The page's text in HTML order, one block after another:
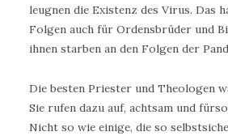
leugnen die Existenz des Virus. Das
Folgen auch für Ordensbrüder und
ihnen starben an den Folgen der
Die besten Priester und Theologen
Sie rufen dazu auf, achtsam und
Nicht so wie einige, die so